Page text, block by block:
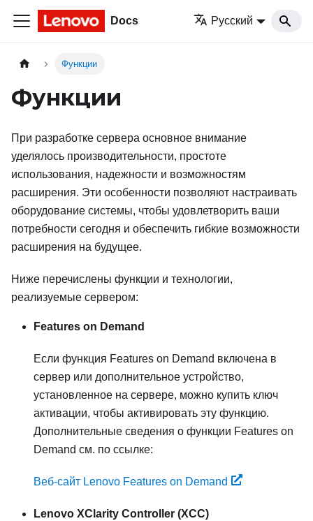
Docs Русский
Функции
Функции
При разработке сервера основное внимание
уделялось производительности, простоте
использования, надежности и возможностям
расширения. Эти особенности позволяют настраивать
оборудование системы, чтобы удовлетворить ваши
потребности сегодня и обеспечить гибкие возможности
расширения на будущее.
Ниже перечислены функции и технологии,
реализуемые сервером:
Features on Demand
Если функция Features on Demand включена в
сервер или дополнительное устройство,
установленное на сервере, можно купить ключ
активации, чтобы активировать эту функцию.
Дополнительные сведения о функции Features on
Demand см. по ссылке:
Веб-сайт Lenovo Features on Demand
Lenovo XClarity Controller (XCC)